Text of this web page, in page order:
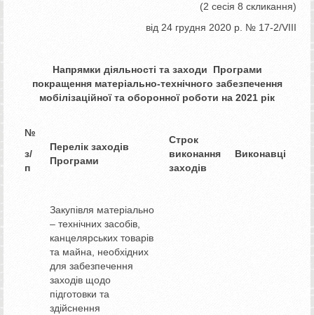
(2 сесія 8 скликання)
від 24 грудня 2020 р. № 17-2/VІІІ
Напрямки діяльності та заходи Програми
покращення матеріально-технічного забезпечення
мобілізаційної та оборонної роботи на 2021 рік
№
з/
п
Перелік заходів
Програми
Строк
виконання
заходів
Виконавці
Закупівля матеріально
– технічних засобів,
канцелярських товарів
та майна, необхідних
для забезпечення
заходів щодо
підготовки та
здійснення